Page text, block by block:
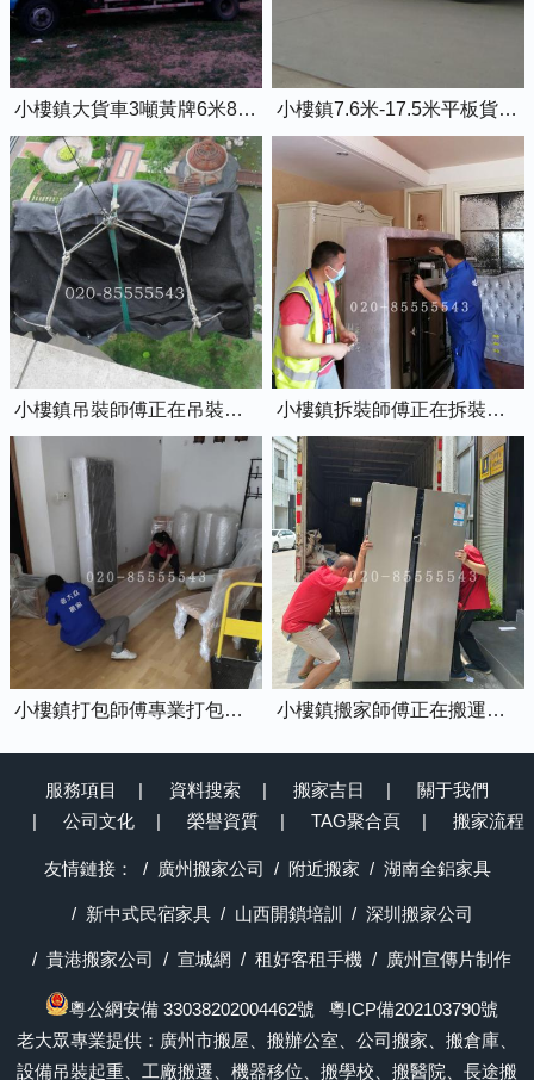
小樓鎮大貨車3噸黃牌6米8的廂式貨車 小樓鎮7.6米-17.5米平板貨車出租
小樓鎮吊裝師傅正在吊裝物品上樓 小樓鎮拆裝師傅正在拆裝家具
小樓鎮打包師傅專業打包家具中 小樓鎮搬家師傅正在搬運冰箱上樓
服務項目 資料搜索 搬家吉日
關于我們
公司文化
榮譽資質 TAG聚合頁 搬家流程
友情鏈接： 廣州搬家公司 附近搬家 湖南全鋁家具
新中式民宿家具 山西開鎖培訓 深圳搬家公司
貴港搬家公司 宣城網 租好客租手機 廣州宣傳片制作
粵公網安備 33038202004462號
粵ICP備202103790號
老大眾專業提供：廣州市搬屋、搬辦公室、公司搬家、搬倉庫、
設備吊裝起重、工廠搬遷、機器移位、搬學校、搬醫院、長途搬